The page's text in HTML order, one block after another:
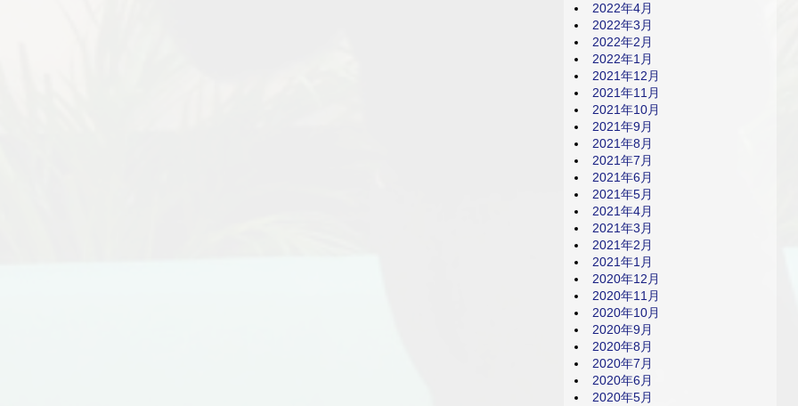
2022年4月
2022年3月
2022年2月
2022年1月
2021年12月
2021年11月
2021年10月
2021年9月
2021年8月
2021年7月
2021年6月
2021年5月
2021年4月
2021年3月
2021年2月
2021年1月
2020年12月
2020年11月
2020年10月
2020年9月
2020年8月
2020年7月
2020年6月
2020年5月